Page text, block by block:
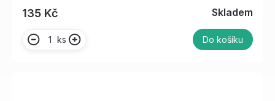
135 Kč
Skladem
ks Do košíku